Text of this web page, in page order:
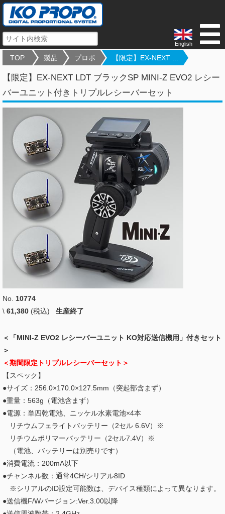
English
TOP 製品 プロポ 【限定】EX-NEXT ...
【限定】EX-NEXT LDT ブラックSP MINI-Z EVO2 レシー
バーユニット付きトリプルレシーバーセット
No. 10774
\ 61,380 (税込) 生産終了
＜「MINI-Z EVO2 レシーバーユニット KO対応送信機用」付きセット
＞
＜期間限定トリプルレシーバーセット＞
【スペック】
●サイズ：256.0×170.0×127.5mm（突起部含まず）
●重量：563g（電池含まず）
●電源：単四乾電池、ニッケル水素電池×4本
リチウムフェライトバッテリー（2セル 6.6V）※
リチウムポリマーバッテリー（2セル7.4V）※
（電池、バッテリーは別売りです）
●消費電流：200mA以下
●チャンネル数：通常4CH/シリアル8ID
※シリアルのID設定可能数は、デバイス種類によって異なります。
●送信機F/Wバージョン:Ver.3.00以降